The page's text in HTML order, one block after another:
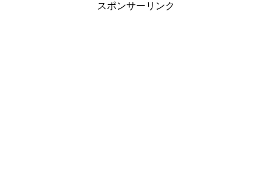
スポンサーリンク